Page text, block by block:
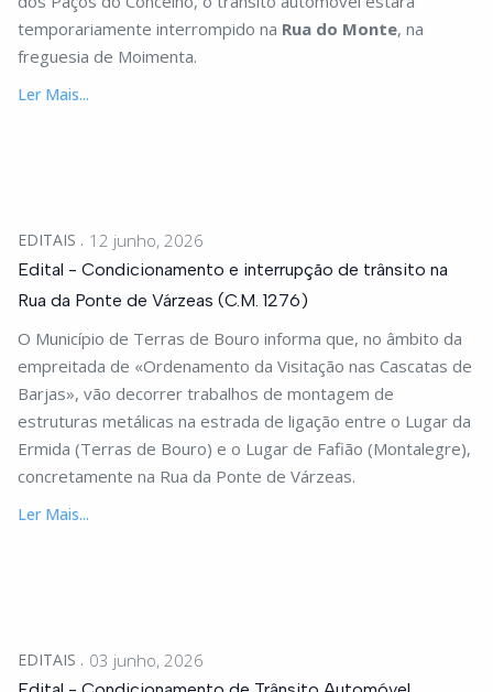
temporariamente interrompido na Rua do Monte, na
freguesia de Moimenta.
Ler Mais...
EDITAIS 12 junho, 2026
Edital - Condicionamento e interrupção de trânsito na
Rua da Ponte de Várzeas (C.M. 1276)
O Município de Terras de Bouro informa que, no âmbito da
empreitada de «Ordenamento da Visitação nas Cascatas de
Barjas», vão decorrer trabalhos de montagem de
estruturas metálicas na estrada de ligação entre o Lugar da
Ermida (Terras de Bouro) e o Lugar de Fafião (Montalegre),
concretamente na Rua da Ponte de Várzeas.
Ler Mais...
EDITAIS 03 junho, 2026